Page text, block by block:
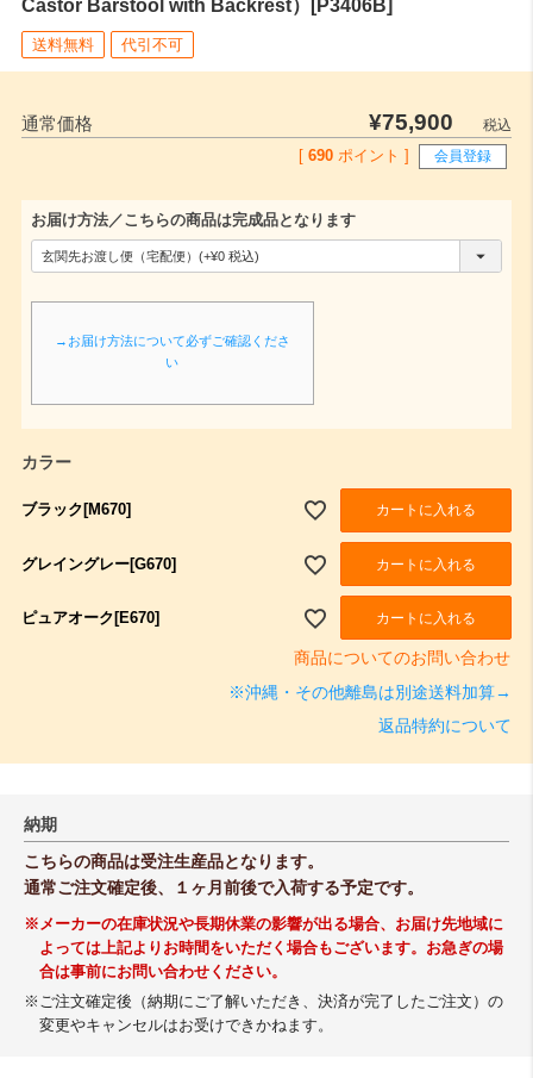
Castor Barstool with Backrest）[P3406B]
送料無料 代引不可
通常価格 ¥75,900
税込
690 ポイント ] 会員登録
お届け方法／こちらの商品は完成品となります
→お届け方法について必ずご確認くださ
い
カラー
ブラック[M670] カートに入れる
グレイングレー[G670] カートに入れる
ピュアオーク[E670] カートに入れる
商品についてのお問い合わせ
※沖縄・その他離島は別途送料加算→
返品特約について
納期
こちらの商品は受注生産品となります。
通常ご注文確定後、１ヶ月前後で入荷する予定です。
※メーカーの在庫状況や長期休業の影響が出る場合、お届け先地域に
よっては上記よりお時間をいただく場合もございます。お急ぎの場
合は事前にお問い合わせください。
※ご注文確定後（納期にご了解いただき、決済が完了したご注文）の
変更やキャンセルはお受けできかねます。